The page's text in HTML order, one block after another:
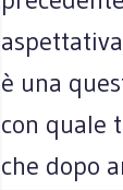
è una
con quale
che dopo